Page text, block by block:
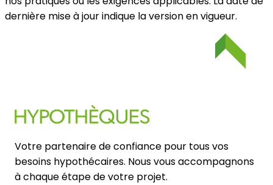
dernière mise à jour indique la version en vigueur.
Votre partenaire de confiance pour tous vos
besoins hypothécaires. Nous vous accompagnons
à chaque étape de votre projet.